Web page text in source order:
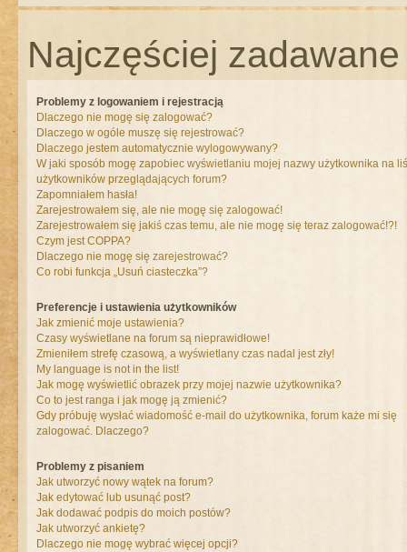
Najczęściej
Problemy z logowaniem i rejestracją
Dlaczego nie mogę się zalogować?
Dlaczego w ogóle muszę się rejestrować?
Dlaczego jestem automatycznie wylogowywany?
W jaki sposób mogę zapobiec wyświetlaniu mojej nazwy użytkownika na
użytkowników przeglądających forum?
Zapomniałem hasła!
Zarejestrowałem się, ale nie mogę się zalogować!
Zarejestrowałem się jakiś czas temu, ale nie mogę się teraz zalogować!?!
Czym jest COPPA?
Dlaczego nie mogę się zarejestrować?
Co robi funkcja „Usuń ciasteczka”?
Preferencje i ustawienia użytkowników
Jak zmienić moje ustawienia?
Czasy wyświetlane na forum są nieprawidłowe!
Zmieniłem strefę czasową, a wyświetlany czas nadal jest zły!
My language is not in the list!
Jak mogę wyświetlić obrazek przy mojej nazwie użytkownika?
Co to jest ranga i jak mogę ją zmienić?
Gdy próbuję wysłać wiadomość e-mail do użytkownika, forum każe mi się
zalogować. Dlaczego?
Problemy z pisaniem
Jak utworzyć nowy wątek na forum?
Jak edytować lub usunąć post?
Jak dodawać podpis do moich postów?
Jak utworzyć ankietę?
Dlaczego nie mogę wybrać więcej opcji?